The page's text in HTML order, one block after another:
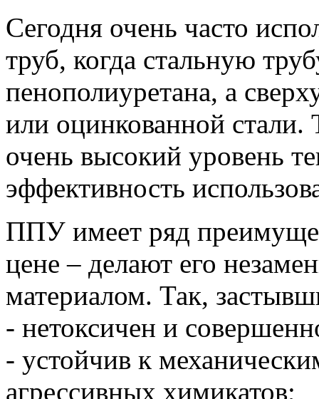
Сегодня очень часто
труб, когда стальную
пенополиуретана, а
или оцинкованной стали.
очень высокий уровень
эффективность
ППУ имеет ряд
цене – делают его
материалом. Так,
- нетоксичен и
- устойчив к
агрессивных химикатов;